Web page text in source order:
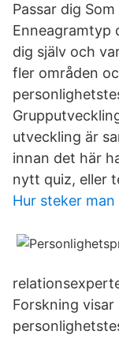
Passar dig
Enneagramtyp
dig själv och
fler områden
utveckling är
innan det här
nytt quiz, eller
Hur steker
Forskning